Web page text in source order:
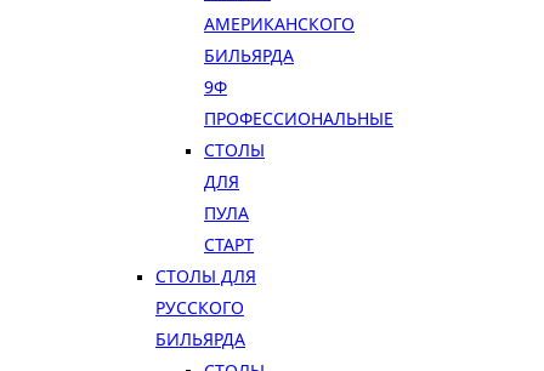
АМЕРИКАНСКОГО
БИЛЬЯРДА
9Ф
ПРОФЕССИОНАЛЬНЫЕ
СТОЛЫ
ДЛЯ
ПУЛА
СТАРТ
СТОЛЫ ДЛЯ
РУССКОГО
БИЛЬЯРДА